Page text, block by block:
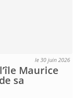
le 30 juin 2026
Maurice
sa